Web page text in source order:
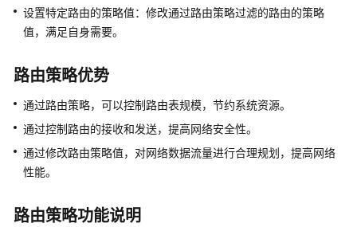
策
略
至
ER
更
换
定
的
设置特定路由的策略值：修改通过路由策略过滤的路由的策略
值，满足自身需要。
路由策略优势
通过路由策略，可以控制路由表规模，节约系统资源。
通过控制路由的接收和发送，提高网络安全性。
通过修改路由策略值，对网络数据流量进行合理规划，提高网络
性能。
路由策略功能说明